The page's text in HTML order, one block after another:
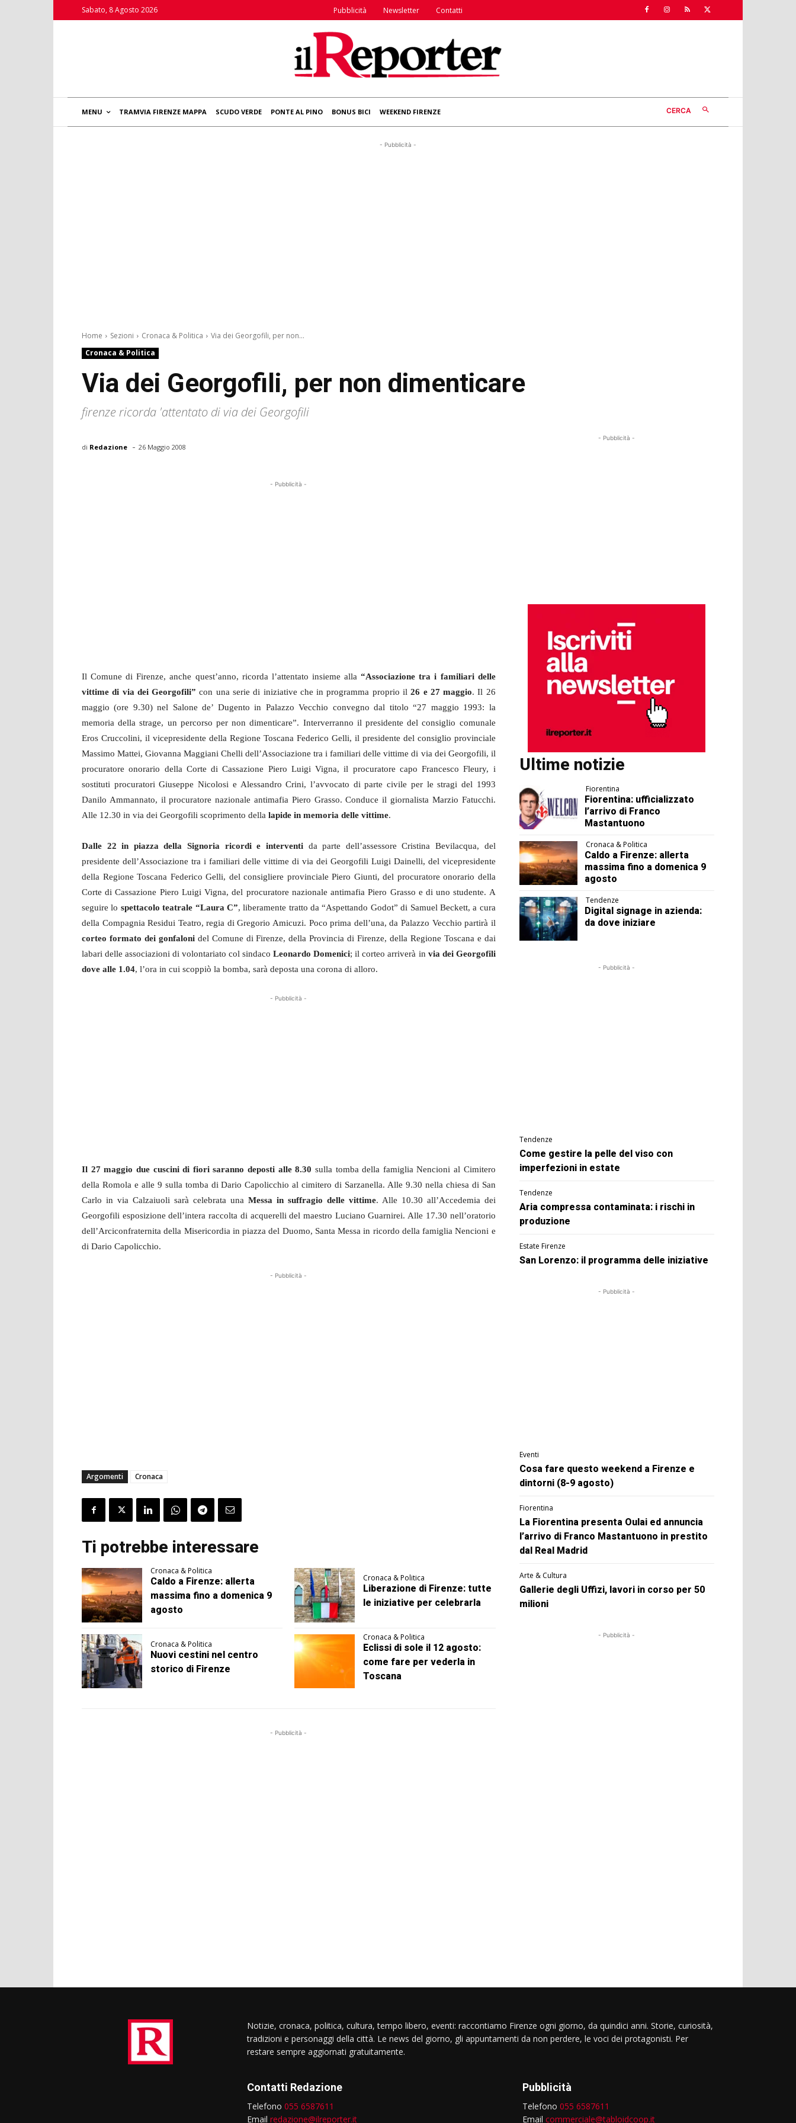
Sabato, 8 Agosto 2026 Pubblicità Newsletter Contatti
MENU TRAMVIA FIRENZE MAPPA SCUDO VERDE PONTE AL PINO BONUS BICI WEEKEND FIRENZE CERCA
- Pubblicità -
Home Sezioni Cronaca & Politica
Via dei Georgofili, per non...
Cronaca & Politica
Via dei Georgofili, per non dimenticare
firenze ricorda 'attentato di via dei Georgofili
di Redazione - 26 Maggio 2008
- Pubblicità -
Il Comune di Firenze, anche quest’anno, ricorda l’attentato insieme alla“Associazione tra i familiari delle
vittime di via dei Georgofili”con una serie di iniziative che in programma proprio il26 e 27 maggio. Il 26
maggio (ore 9.30) nel Salone de’ Dugento in Palazzo Vecchio convegno dal titolo “27 maggio 1993: la
memoria della strage, un percorso per non dimenticare”. Interverranno il presidente del consiglio comunale
Eros Cruccolini, il vicepresidente della Regione Toscana Federico Gelli, il presidente del consiglio provinciale
Massimo Mattei, Giovanna Maggiani Chelli dell’Associazione tra i familiari delle vittime di via dei Georgofili, il
procuratore onorario della Corte di Cassazione Piero Luigi Vigna, il procuratore capo Francesco Fleury, i
sostituti procuratori Giuseppe Nicolosi e Alessandro Crini, l’avvocato di parte civile per le stragi del 1993
Danilo Ammannato, il procuratore nazionale antimafia Piero Grasso. Conduce il giornalista Marzio Fatucchi.
Alle 12.30 in via dei Georgofili scoprimento della lapide in memoria delle vittime.
Dalle 22 in piazza della Signoria ricordi e interventida parte dell’assessore Cristina Bevilacqua, del
presidente dell’Associazione tra i familiari delle vittime di via dei Georgofili Luigi Dainelli, del vicepresidente
della Regione Toscana Federico Gelli, del consigliere provinciale Piero Giunti, del procuratore onorario della
Corte di Cassazione Piero Luigi Vigna, del procuratore nazionale antimafia Piero Grasso e di uno studente. A
seguire lo spettacolo teatrale “Laura C”, liberamente tratto da “Aspettando Godot” di Samuel Beckett, a cura
della Compagnia Residui Teatro, regia di Gregorio Amicuzi. Poco prima dell’una, da Palazzo Vecchio partirà il
corteo formato dei gonfaloni del Comune di Firenze, della Provincia di Firenze, della Regione Toscana e dai
labari delle associazioni di volontariato col sindaco Leonardo Domenici; il corteo arriverà in via dei Georgofili
dove alle 1.04, l’ora in cui scoppiò la bomba, sarà deposta una corona di alloro.
- Pubblicità -
Il 27 maggio due cuscini di fiori saranno deposti alle 8.30 sulla tomba della famiglia Nencioni al Cimitero
della Romola e alle 9 sulla tomba di Dario Capolicchio al cimitero di Sarzanella. Alle 9.30 nella chiesa di San
Carlo in via Calzaiuoli sarà celebrata una Messa in suffragio delle vittime. Alle 10.30 all’Accedemia dei
Georgofili esposizione dell’intera raccolta di acquerelli del maestro Luciano Guarnirei. Alle 17.30 nell’oratorio
dell’Arciconfraternita della Misericordia in piazza del Duomo, Santa Messa in ricordo della famiglia Nencioni e
di Dario Capolicchio.
- Pubblicità -
Argomenti Cronaca
Ti potrebbe interessare
Cronaca & Politica
Caldo a Firenze: allerta
massima fino a domenica 9
agosto
Cronaca & Politica
Liberazione di Firenze: tutte
le iniziative per celebrarla
Cronaca & Politica
Nuovi cestini nel centro
storico di Firenze
Cronaca & Politica
Eclissi di sole il 12 agosto:
come fare per vederla in
Toscana
- Pubblicità -
- Pubblicità -
Ultime notizie
Fiorentina
Fiorentina: ufficializzato
l’arrivo di Franco
Mastantuono
Cronaca & Politica
Caldo a Firenze: allerta
massima fino a domenica 9
agosto
Tendenze
Digital signage in azienda:
da dove iniziare
- Pubblicità -
Tendenze
Come gestire la pelle del viso con
imperfezioni in estate
Tendenze
Aria compressa contaminata: i rischi in
produzione
Estate Firenze
San Lorenzo: il programma delle iniziative
- Pubblicità -
Eventi
Cosa fare questo weekend a Firenze e
dintorni (8-9 agosto)
Fiorentina
La Fiorentina presenta Oulai ed annuncia
l’arrivo di Franco Mastantuono in prestito
dal Real Madrid
Arte & Cultura
Gallerie degli Uffizi, lavori in corso per 50
milioni
- Pubblicità -
Notizie, cronaca, politica, cultura, tempo libero, eventi: raccontiamo Firenze ogni giorno, da quindici anni. Storie, curiosità,
tradizioni e personaggi della città. Le news del giorno, gli appuntamenti da non perdere, le voci dei protagonisti. Per
restare sempre aggiornati gratuitamente.
Contatti Redazione
Telefono 055 6587611
Email redazione@ilreporter.it
Pubblicità
Telefono 055 6587611
Email commerciale@tabloidcoop.it